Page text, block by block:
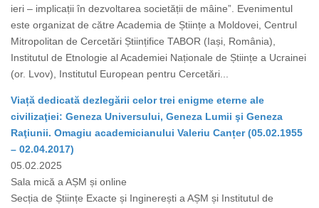
ieri – implicații în dezvoltarea societății de mâine”. Evenimentul
este organizat de către Academia de Științe a Moldovei, Centrul
Mitropolitan de Cercetări Științifice TABOR (Iași, România),
Institutul de Etnologie al Academiei Naționale de Științe a Ucrainei
(or. Lvov), Institutul European pentru Cercetări...
Viață dedicată dezlegării celor trei enigme eterne ale
civilizaţiei: Geneza Universului, Geneza Lumii şi Geneza
Raţiunii. Omagiu academicianului Valeriu Canțer (05.02.1955
– 02.04.2017)
05.02.2025
Sala mică a AȘM și online
Secția de Științe Exacte și Inginerești a AȘM și Institutul de